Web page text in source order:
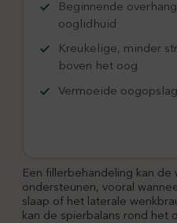
Beginnende
ooglidhuid
Kreukelige, minder
boven het oog
Vermoeide oogopslag
Een fillerbehandeling kan de
ondersteunen, vooral
slaap of het laterale
kan de spierbalans rond het